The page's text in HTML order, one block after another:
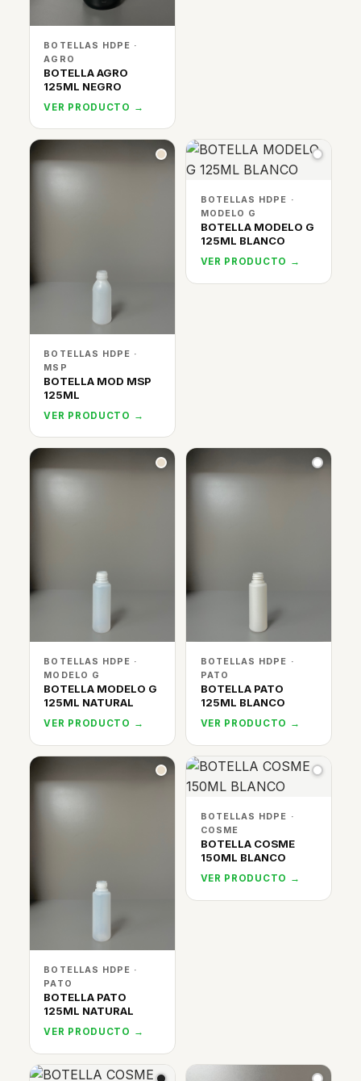
BOTELLAS HDPE ·
AGRO
BOTELLA AGRO
125ML NEGRO
VER PRODUCTO →
BOTELLAS HDPE ·
MSP
BOTELLA MOD MSP
125ML
VER PRODUCTO →
BOTELLAS HDPE ·
MODELO G
BOTELLA MODELO G
125ML BLANCO
VER PRODUCTO →
BOTELLAS HDPE ·
MODELO G
BOTELLA MODELO G
125ML NATURAL
VER PRODUCTO →
BOTELLAS HDPE ·
PATO
BOTELLA PATO
125ML BLANCO
VER PRODUCTO →
BOTELLAS HDPE ·
PATO
BOTELLA PATO
125ML NATURAL
VER PRODUCTO →
BOTELLAS HDPE ·
COSME
BOTELLA COSME
150ML BLANCO
VER PRODUCTO →